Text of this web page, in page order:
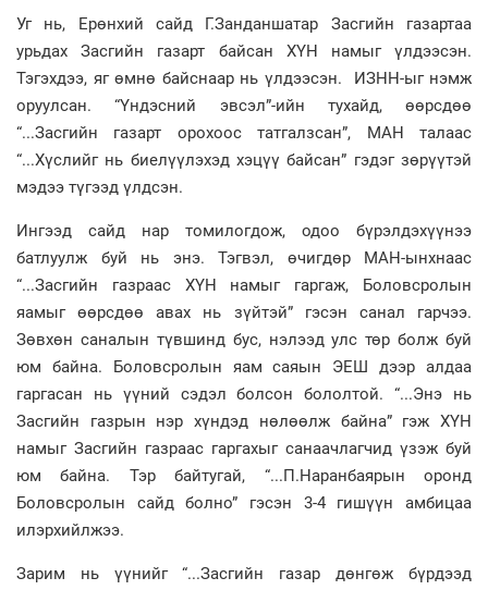
Уг нь, Ерөнхий сайд Г.Занданшатар Засгийн газартаа
урьдах Засгийн газарт байсан ХҮН намыг үлдээсэн.
Тэгэхдээ, яг өмнө байснаар нь үлдээсэн. ИЗНН-ыг нэмж
оруулсан. “Үндэсний эвсэл”-ийн тухайд, өөрсдөө
“...Засгийн газарт орохоос татгалзсан”, МАН талаас
“...Хүслийг нь биелүүлэхэд хэцүү байсан” гэдэг зөрүүтэй
мэдээ түгээд үлдсэн.
Ингээд сайд нар томилогдож, одоо бүрэлдэхүүнээ
батлуулж буй нь энэ. Тэгвэл, өчигдөр МАН-ынхнаас
“...Засгийн газраас ХҮН намыг гаргаж, Боловсролын
яамыг өөрсдөө авах нь зүйтэй” гэсэн санал гарчээ.
Зөвхөн саналын түвшинд бус, нэлээд улс төр болж буй
юм байна. Боловсролын яам саяын ЭЕШ дээр алдаа
гаргасан нь үүний сэдэл болсон бололтой. “...Энэ нь
Засгийн газрын нэр хүндэд нөлөөлж байна” гэж ХҮН
намыг Засгийн газраас гаргахыг санаачлагчид үзэж буй
юм байна. Тэр байтугай, “...П.Наранбаярын оронд
Боловсролын сайд болно” гэсэн 3-4 гишүүн амбицаа
илэрхийлжээ.
Зарим нь үүнийг “...Засгийн газар дөнгөж бүрдээд